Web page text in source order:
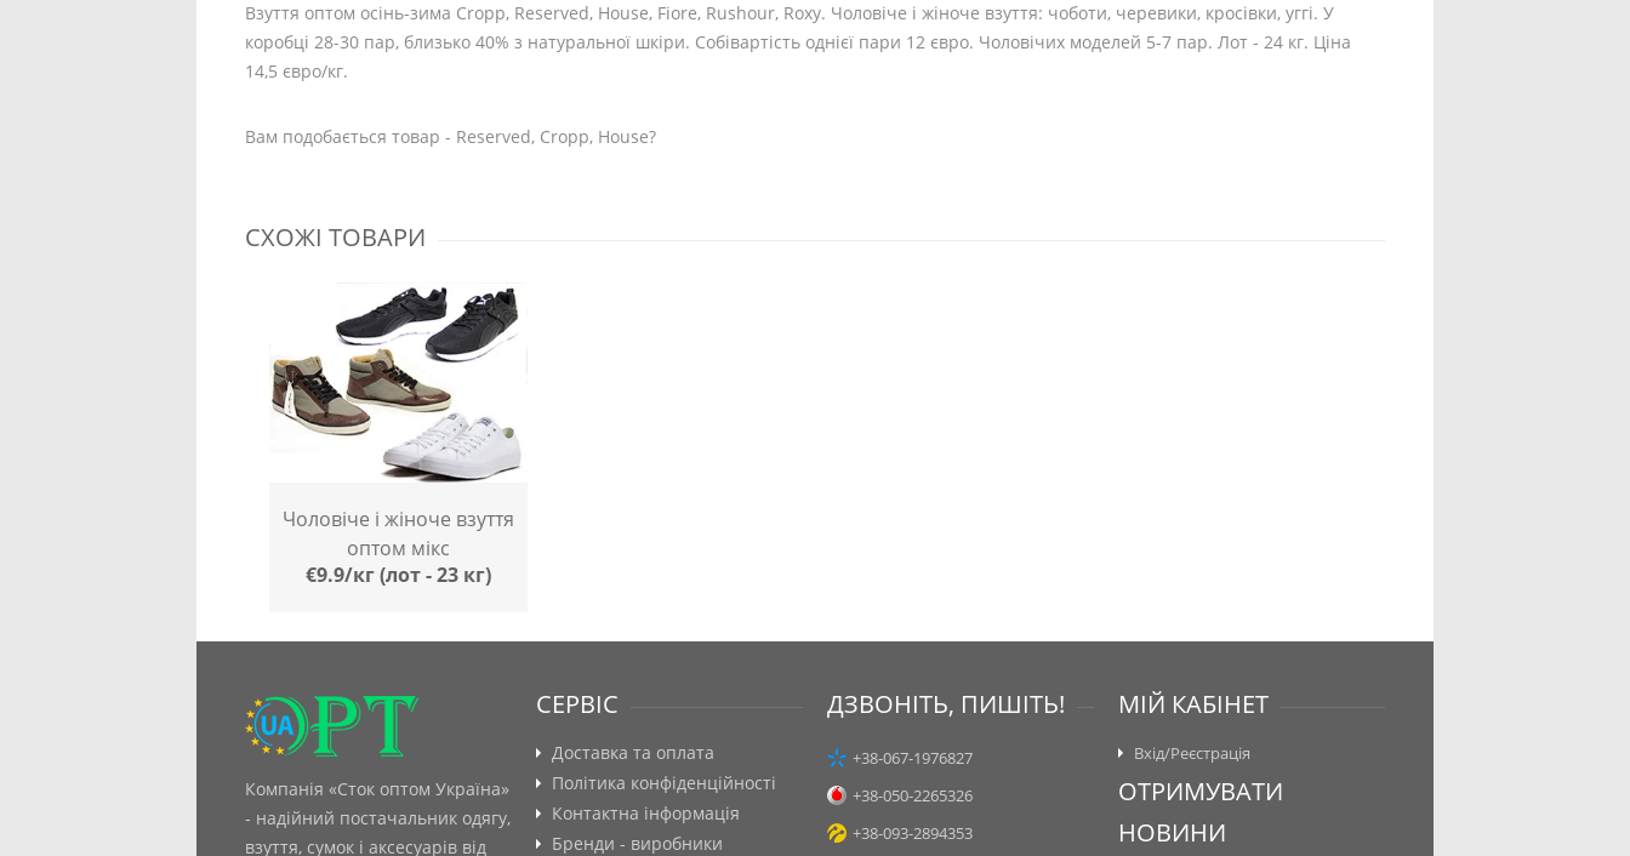
Взуття оптом осінь-зима Cropp, Reserved, House, Fiore, Rushour, Roxy. Чоловіче і жіноче взуття: чоботи, черевики, кросівки, уггі. У
коробці 28-30 пар, близько 40% з натуральної шкіри. Собівартість однієї пари 12 євро. Чоловічих моделей 5-7 пар. Лот - 24 кг. Ціна
14,5 євро/кг.
Вам подобається товар - Reserved, Cropp, House?
СХОЖІ ТОВАРИ
Чоловіче і жіноче взуття
оптом мікс
€9.9/кг (лот - 23 кг)
Компанія «Сток оптом Україна»
- надійний постачальник одягу,
взуття, сумок і аксесуарів від
СЕРВІС
Доставка та оплата
Політика конфіденційності
Контактна інформація
Бренди - виробники
ДЗВОНІТЬ, ПИШІТЬ!
+38-067-1976827
+38-050-2265326
+38-093-2894353
МІЙ КАБІНЕТ
Вхід/Реєстрація
ОТРИМУВАТИ
НОВИНИ